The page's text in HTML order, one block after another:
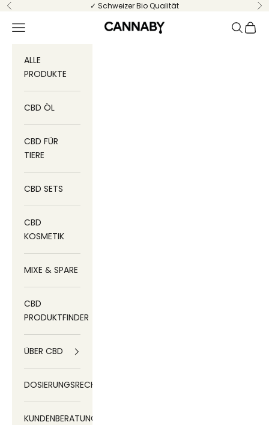
Zum Inhalt springen
Zurück ✓ Schweizer Bio Qualität
CANNABY
Menü Suchen
ALLE
PRODUKTE
CBD ÖL
CBD FÜR
TIERE
CBD SETS
CBD
KOSMETIK
MIXE & SPARE
CBD
PRODUKTFINDER
ÜBER CBD
DOSIERUNGSRECHNER
KUNDENBERATUNG